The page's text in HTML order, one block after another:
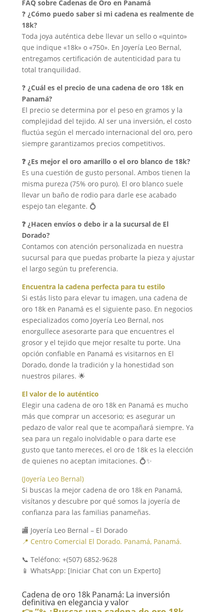
FAQ sobre Cadenas de Oro en Panamá
❓¿Cómo puedo saber si mi cadena es realmente de
18k?
Toda joya auténtica debe llevar un sello o «quinto»
que indique «18k» o «750». En Joyería Leo Bernal,
entregamos certificación de autenticidad para tu
total tranquilidad.
❓ ¿Cuál es el precio de una cadena de oro 18k en
Panamá?
El precio se determina por el peso en gramos y la
complejidad del tejido. Al ser una inversión, el costo
fluctúa según el mercado internacional del oro, pero
siempre garantizamos precios competitivos.
❓ ¿Es mejor el oro amarillo o el oro blanco de 18k?
Es una cuestión de gusto personal. Ambos tienen la
misma pureza (75% oro puro). El oro blanco suele
llevar un baño de rodio para darle ese acabado
espejo tan elegante. 💍
❓ ¿Hacen envíos o debo ir a la sucursal de El
Dorado?
Contamos con atención personalizada en nuestra
sucursal para que puedas probarte la pieza y ajustar
el largo según tu preferencia.
Encuentra la cadena perfecta para tu estilo
Si estás listo para elevar tu imagen, una cadena de
oro 18k en Panamá es el siguiente paso. En negocios
especializados como Joyería Leo Bernal, nos
enorgullece asesorarte para que encuentres el
grosor y el tejido que mejor resalte tu porte. Una
opción confiable en Panamá es visitarnos en El
Dorado, donde la tradición y la honestidad son
nuestros pilares. 🌟
El valor de lo auténtico
Elegir una cadena de oro 18k en Panamá es mucho
más que comprar un accesorio; es asegurar un
pedazo de valor real que te acompañará siempre. Ya
sea para un regalo inolvidable o para darte ese
gusto que tanto mereces, el oro de 18k es la elección
de quienes no aceptan imitaciones. 💍✨
(Joyería Leo Bernal)
Si buscas la mejor cadena de oro 18k en Panamá,
visítanos y descubre por qué somos la joyería de
confianza para las familias panameñas.
🏬 Joyería Leo Bernal – El Dorado
📍 Centro Comercial El Dorado. Panamá, Panamá.
📞 Teléfono: +(507) 6852-9628
📱 WhatsApp: [Iniciar Chat con un Experto]
Cadena de oro 18k Panamá: La inversión
definitiva en elegancia y valor